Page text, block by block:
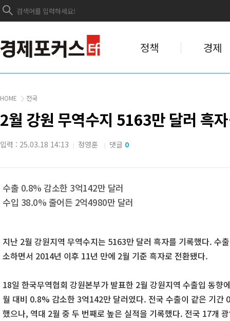
정책 경제
HOME 전국
2월 강원 무역수지 5163만 달러 흑
입력 : 25.03.18 14:13 | 정영훈 | 댓글 0
수출 0.8% 감소한 3억142만 달러
수입 38.0% 줄어든 2억4980만 달러
지난 2월 강원지역 무역수지는 5163만 달러 흑자를 기록했다. 수
소하면서 2014년 이후 11년 만에 2월 기준 흑자로 전환됐다.
18일 한국무역협회 강원본부가 발표한 2월 강원지역 수출입 동향
월 대비 0.8% 감소한 3억142만 달러였다. 전국 수출이 같은 기간
했으나, 역대 2월 중 두 번째로 높은 실적을 기록했다. 전국 17개